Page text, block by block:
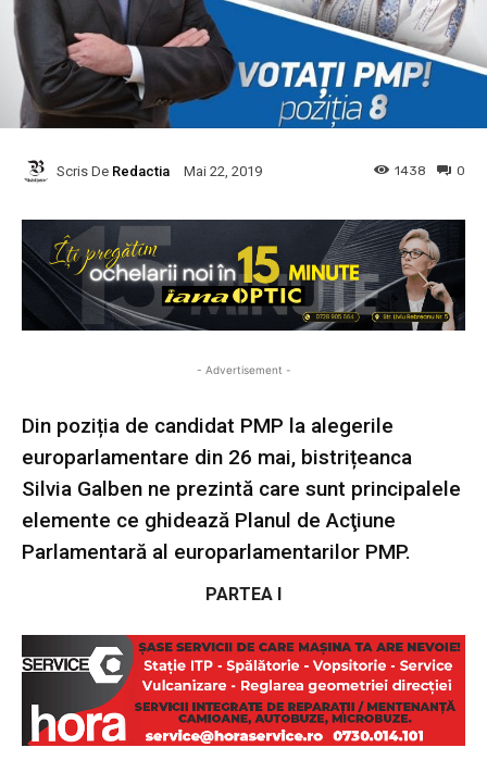
Scris De Redactia Mai 22, 2019 0
1438
- Advertisement -
Din poziția de candidat PMP la alegerile
europarlamentare din 26 mai, bistrițeanca
Silvia Galben ne prezintă care sunt principalele
elemente ce ghidează Planul de Acţiune
Parlamentară al europarlamentarilor PMP.
PARTEA I